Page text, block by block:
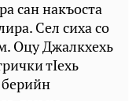
сан накъоста
Сел сиха со
Оцу Джалкхехь
тIехь
берийн